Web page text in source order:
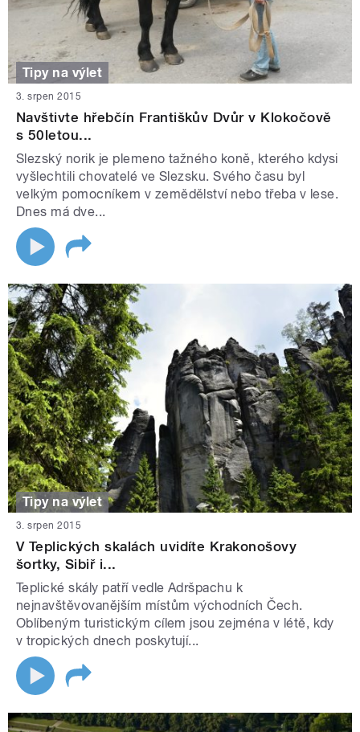
Tipy na výlet
3. srpen 2015
Navštivte hřebčín Františkův Dvůr v Klokočově
s 50letou...
Slezský norik je plemeno tažného koně, kterého kdysi
vyšlechtili chovatelé ve Slezsku. Svého času byl
velkým pomocníkem v zemědělství nebo třeba v lese.
Dnes má dve...
Tipy na výlet
3. srpen 2015
V Teplických skalách uvidíte Krakonošovy
šortky, Sibiř i...
Teplické skály patří vedle Adršpachu k
nejnavštěvovanějším místům východních Čech.
Oblíbeným turistickým cílem jsou zejména v létě, kdy
v tropických dnech poskytují...